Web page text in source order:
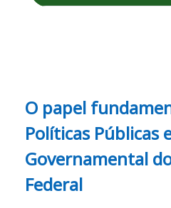
O papel
Políticas Públicas
Governamental
Federal